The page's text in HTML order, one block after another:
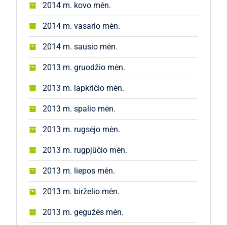
2014 m. kovo mėn.
2014 m. vasario mėn.
2014 m. sausio mėn.
2013 m. gruodžio mėn.
2013 m. lapkričio mėn.
2013 m. spalio mėn.
2013 m. rugsėjo mėn.
2013 m. rugpjūčio mėn.
2013 m. liepos mėn.
2013 m. birželio mėn.
2013 m. gegužės mėn.